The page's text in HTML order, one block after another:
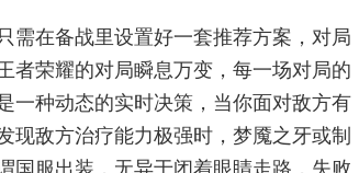
需在备战里设置好一套推荐方案，对局
者荣耀的对局瞬息万变，每一场对局的
一种动态的实时决策，当你面对敌方有
现敌方治疗能力极强时，梦魇之牙或制
国服出装，无异于闭着眼睛走路，失败